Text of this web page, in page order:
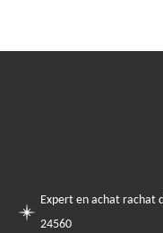
Expert en achat rachat
24560